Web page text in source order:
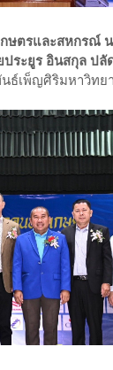
ษตรและสหกรณ์
ระยูร อินสกุล ป
ธ์เพ็ญศิริมหาวิทย